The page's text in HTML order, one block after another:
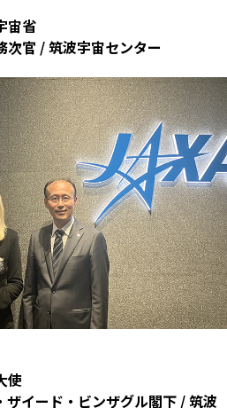
宙省
次官 / 筑波宇宙センター
使
ザイード・ビンザグル閣下 / 筑波